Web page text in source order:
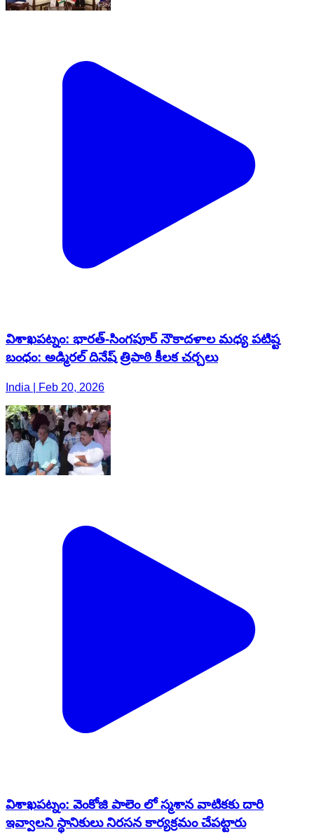
విశాఖపట్నం: భారత్-సింగపూర్ నౌకాదళాల మధ్య పటిష్ట
బంధం: అడ్మిరల్ దినేష్ త్రిపాఠి కీలక చర్చలు
India | Feb 20, 2026
విశాఖపట్నం: వెంకోజి పాలెం లో స్మశాన వాటికకు దారి
ఇవ్వాలని స్థానికులు నిరసన కార్యక్రమం చేపట్టారు